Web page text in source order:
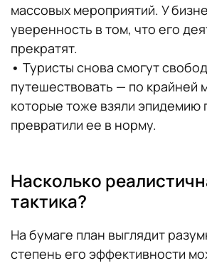
массовых мероприятий. У
уверенность в том, что его
прекратят.
• Туристы снова смогут
путешествовать — по крайней
которые тоже взяли эпидемию
превратили ее в норму.
Насколько
тактика?
На бумаге план выглядит
степень его эффективности